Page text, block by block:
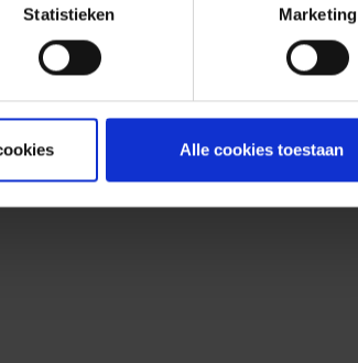
Statistieken Marketing
Alle cookies toestaan